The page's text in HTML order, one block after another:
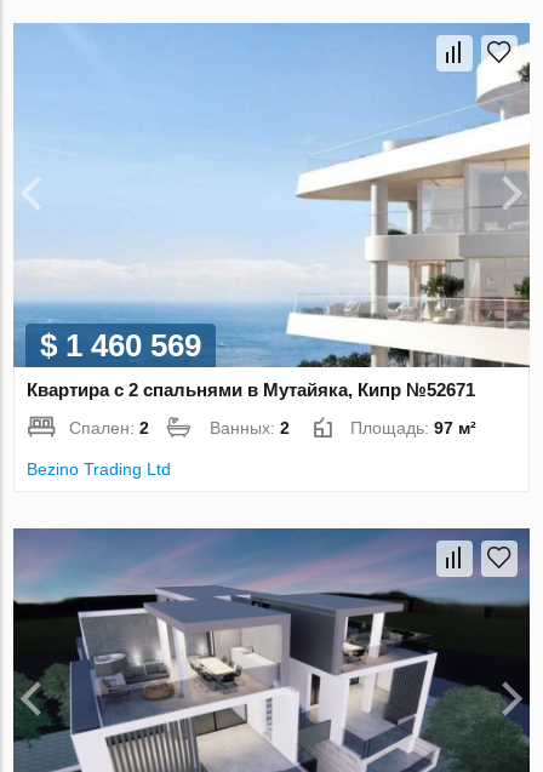
$ 1 460 569
Квартира с 2 спальнями в Мутайяка, Кипр №52671
Спален:2 Ванных:2 Площадь:97 м²
Bezino Trading Ltd